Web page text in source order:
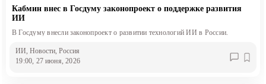
Кабмин внес в Госдуму законопроект о поддержке развития
ИИ
В Госдуму внесли законопроект о развитии технологий ИИ в России.
ИИ, Новости, Россия
19:00, 27 июня, 2026